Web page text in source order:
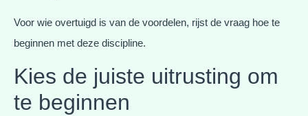
Voor wie overtuigd is van de voordelen, rijst de vraag hoe te
beginnen met deze discipline.
Kies de juiste uitrusting om
te beginnen